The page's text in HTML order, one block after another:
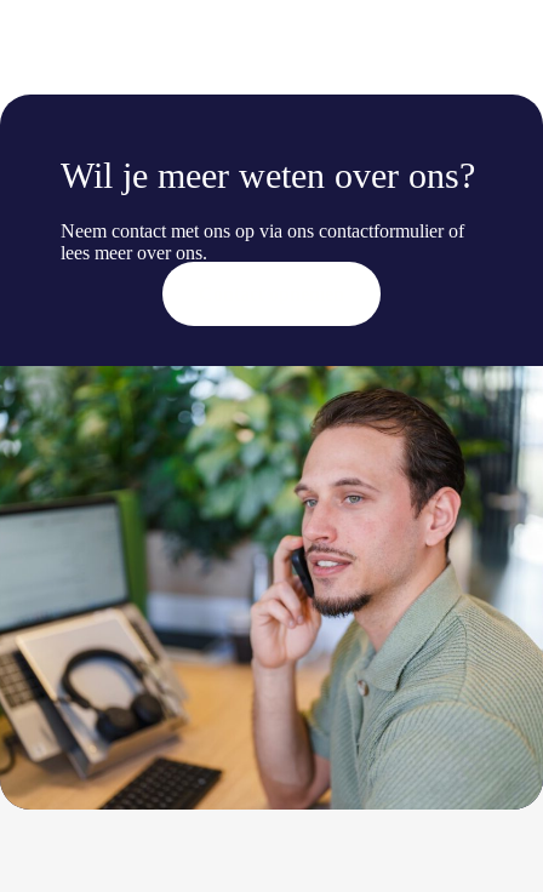
Wil je meer weten over ons?
Neem contact met ons op via ons contactformulier of
lees meerover ons.